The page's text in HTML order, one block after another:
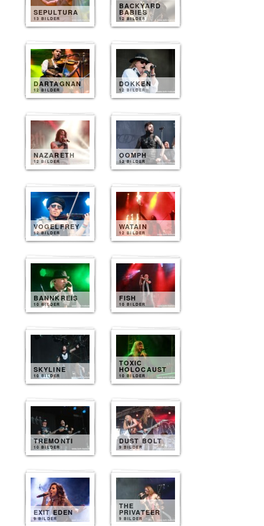
SEPULTURA
13 BILDER
BACKYARD
BABIES
12 BILDER
DARTAGNAN
12 BILDER
DOKKEN
12 BILDER
NAZARETH
12 BILDER
OOMPH
12 BILDER
VOGELFREY
12 BILDER
WATAIN
12 BILDER
BANNKREIS
10 BILDER
FISH
10 BILDER
SKYLINE
10 BILDER
TOXIC
HOLOCAUST
10 BILDER
TREMONTI
10 BILDER
DUST BOLT
9 BILDER
EXIT EDEN
9 BILDER
THE
PRIVATEER
9 BILDER